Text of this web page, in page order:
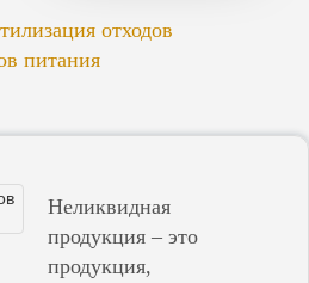
отходов
питания
Неликвидная
продукция – это
продукция,